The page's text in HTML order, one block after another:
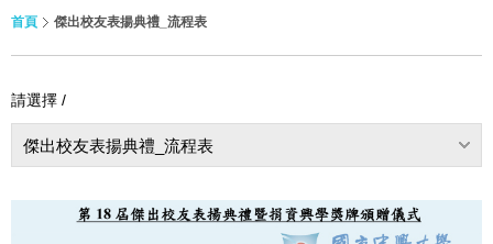
首頁 傑出校友表揚典禮_流程表
請選擇 /
傑出校友表揚典禮_流程表